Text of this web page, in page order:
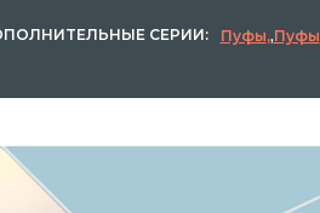
СЕРИИ: Пуфы ,Пуфы